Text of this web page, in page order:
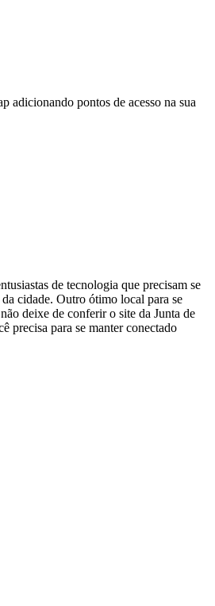
adicionando pontos de acesso na sua
de tecnologia que precisam se
cidade. Outro ótimo local para se
deixe de conferir o site da Junta de
precisa para se manter conectado